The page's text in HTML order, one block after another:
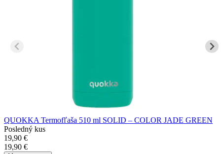
QUOKKA Termofľaša 510 ml SOLID – COLOR JADE GREEN
Posledný kus
19,90 €
19,90 €